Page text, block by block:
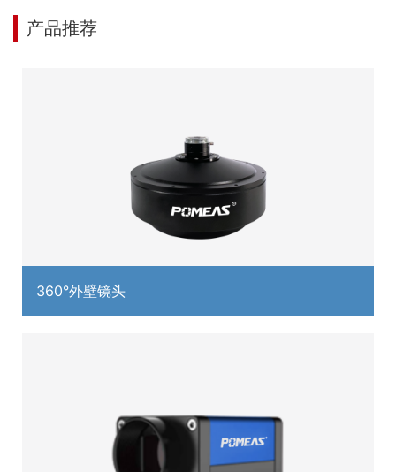
产品推荐
360°外壁镜头